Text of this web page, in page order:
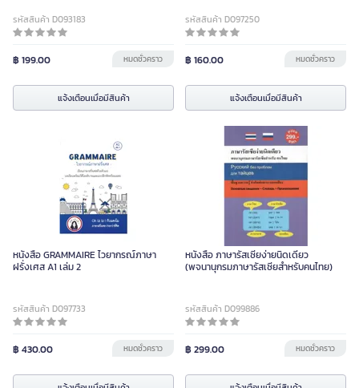
รหัสสินค้า D093183
฿ 199.00 หมดชั่วคราว
แจ้งเตือนเมื่อมีสินค้า
รหัสสินค้า D097250
฿ 160.00 หมดชั่วคราว
แจ้งเตือนเมื่อมีสินค้า
หนังสือ GRAMMAIRE ไวยากรณ์ภาษา
ฝรั่งเศส A1 เล่ม 2
รหัสสินค้า D097733
฿ 430.00 หมดชั่วคราว
หนังสือ ภาษารัสเซียง่ายนิดเดียว
(พจนานุกรมภาษารัสเซียสำหรับคนไทย)
รหัสสินค้า D099886
฿ 299.00 หมดชั่วคราว